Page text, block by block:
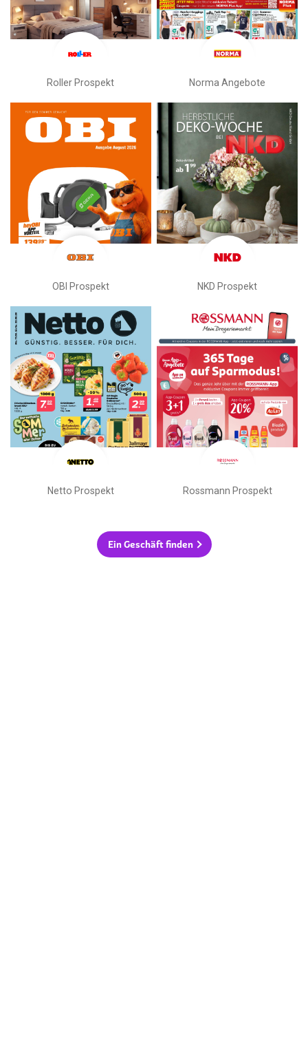
Roller Prospekt Norma Angebote
OBI Prospekt NKD Prospekt
Netto Prospekt Rossmann Prospekt
Ein Geschäft finden